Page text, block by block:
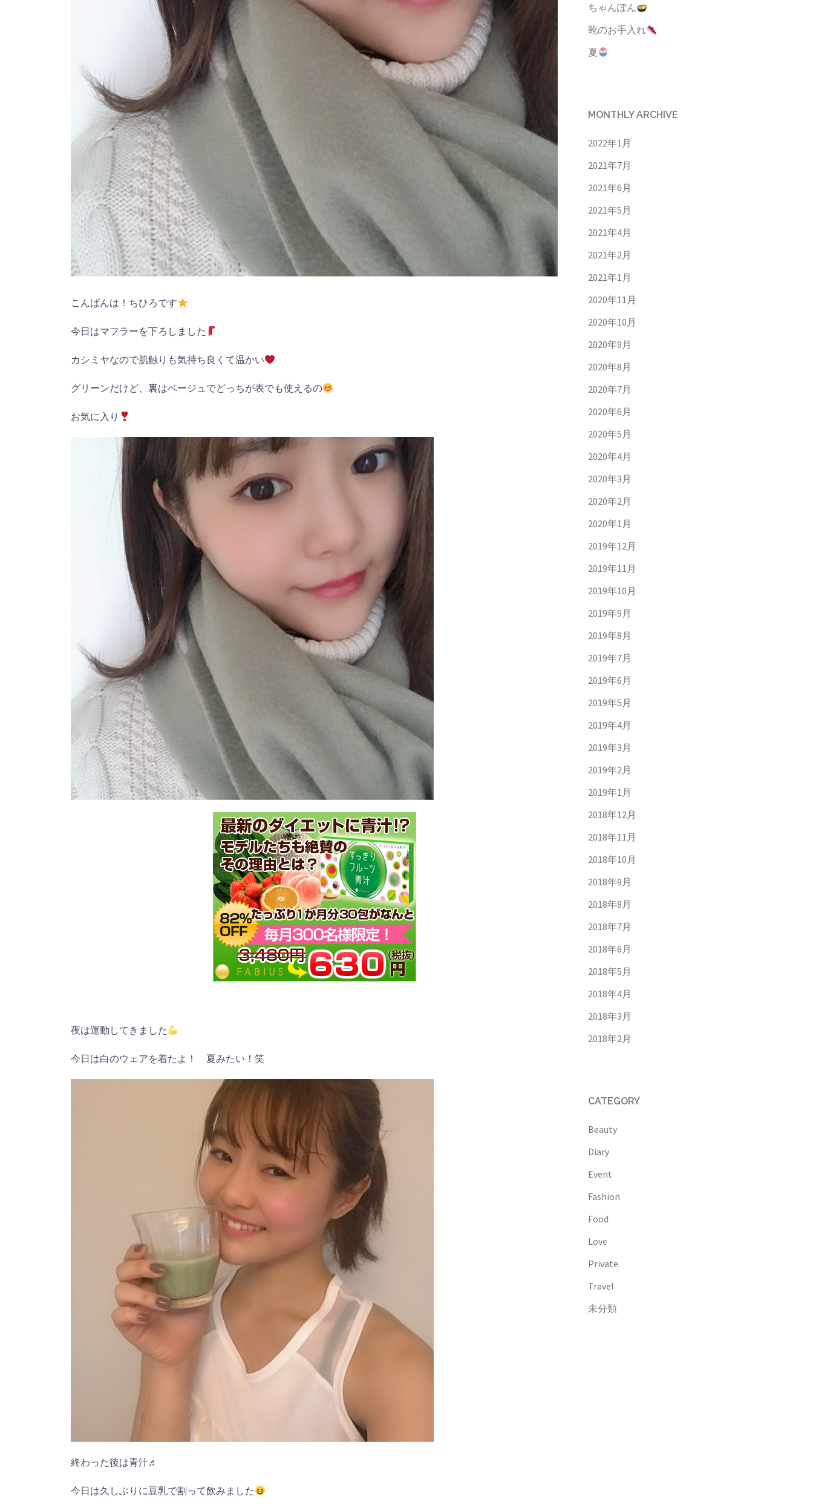
こんばんは！ちひろです
今日はマフラーを下ろしました
カシミヤなので肌触りも気持ち良くて温かい
グリーンだけど、裏はベージュでどっちが表でも使えるの
お気に入り
夜は運動してきました
今日は白のウェアを着たよ！ 夏みたい！笑
終わった後は青汁♬
今日は久しぶりに豆乳で割って飲みました
ちゃんぽん
靴のお手入れ
夏
MONTHLY ARCHIVE
2022年1月
2021年7月
2021年6月
2021年5月
2021年4月
2021年2月
2021年1月
2020年11月
2020年10月
2020年9月
2020年8月
2020年7月
2020年6月
2020年5月
2020年4月
2020年3月
2020年2月
2020年1月
2019年12月
2019年11月
2019年10月
2019年9月
2019年8月
2019年7月
2019年6月
2019年5月
2019年4月
2019年3月
2019年2月
2019年1月
2018年12月
2018年11月
2018年10月
2018年9月
2018年8月
2018年7月
2018年6月
2018年5月
2018年4月
2018年3月
2018年2月
CATEGORY
Beauty
Diary
Event
Fashion
Food
Love
Private
Travel
未分類